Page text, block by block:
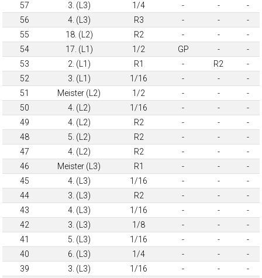
57
3. (L3) 1/4 - -
-
56
4. (L3) R3 - -
-
55
18. (L2) R2 - -
-
54
17. (L1) 1/2 GP -
-
53
2. (L1) R1 - R2
-
52
3. (L1) 1/16 - -
-
51
Meister (L2) 1/2 - -
-
50
4. (L2) 1/16 - -
-
49
4. (L2) R2 - -
-
48
5. (L2) R2 - -
-
47
4. (L2) R2 - -
-
46
Meister (L3) R1 - -
-
45
4. (L3) 1/16 - -
-
44
3. (L3) R2 - -
-
43
4. (L3) 1/16 - -
-
42
3. (L3) 1/8 - -
-
41
5. (L3) 1/16 - -
-
40
6. (L3) 1/4 - -
-
39
3. (L3) 1/16 - -
-